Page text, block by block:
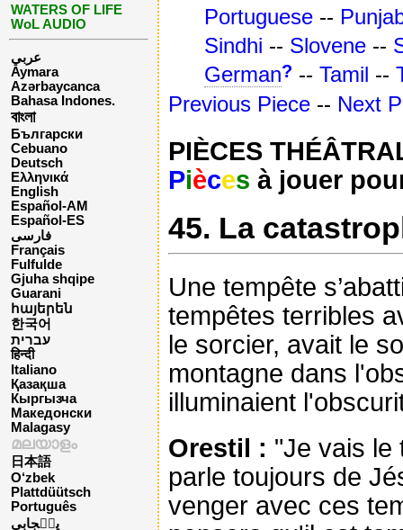
WATERS OF LIFE
WoL AUDIO
عربي
Aymara
Azərbaycanca
Bahasa Indones.
বাংলা
Български
Cebuano
Deutsch
Ελληνικά
English
Español-AM
Español-ES
فارسی
Français
Fulfulde
Gjuha shqipe
Guarani
հայերեն
한국어
עברית
हिन्दी
Italiano
Қазақша
Кыргызча
Македонски
Malagasy
മലയാളം
日本語
O‘zbek
Plattdüütsch
Português
پن٘جابی
Portuguese --
Sindhi -- Slovene --
German? -- Tamil --
Previous Piece -- Next
PIÈCES
Pièces à jouer
45. La
Une tempête
tempêtes terribles
le sorcier, avait le
montagne dans
illuminaient
Orestil : "Je vais le
parle toujours de
venger avec ces